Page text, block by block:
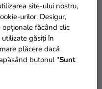
site-ului nostru,
urilor. Desigur,
făcând clic
găsiți în
plăcere dacă
butonul "Sunt
fondant și
- Diamante 3
Lei
Lei (–35 %)